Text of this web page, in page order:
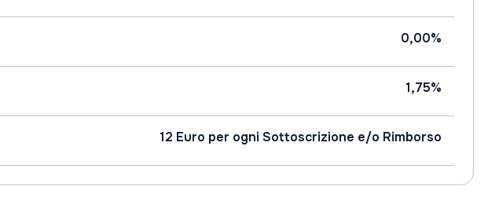
0,00%
1,75%
12 Euro per ogni Sottoscrizione e/o Rimborso